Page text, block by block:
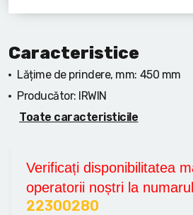
Caracteristice
Lățime de prindere, mm: 450 mm
Producător: IRWIN
Toate caracteristicile
Verificați disponibilitatea
operatorii noștri la
22300280